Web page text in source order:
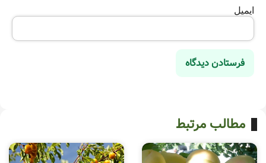
ایمیل
مطالب مرتبط